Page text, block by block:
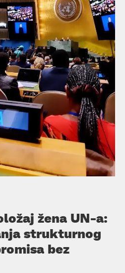
žena UN-a:
strukturnog
bez